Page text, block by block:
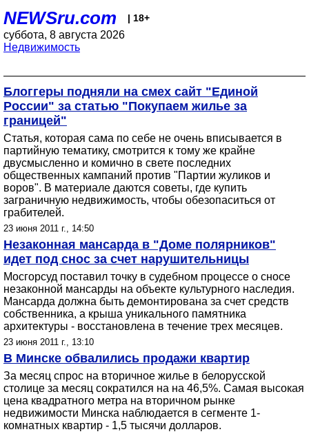
NEWSru.com | 18+
суббота, 8 августа 2026
Недвижимость
Блоггеры подняли на смех сайт "Единой
России" за статью "Покупаем жилье за
границей"
Статья, которая сама по себе не очень вписывается в
партийную тематику, смотрится к тому же крайне
двусмысленно и комично в свете последних
общественных кампаний против "Партии жуликов и
воров". В материале даются советы, где купить
заграничную недвижимость, чтобы обезопаситься от
грабителей.
23 июня 2011 г., 14:50
Незаконная мансарда в "Доме полярников"
идет под снос за счет нарушительницы
Мосгорсуд поставил точку в судебном процессе о сносе
незаконной мансарды на объекте культурного наследия.
Мансарда должна быть демонтирована за счет средств
собственника, а крыша уникального памятника
архитектуры - восстановлена в течение трех месяцев.
23 июня 2011 г., 13:10
В Минске обвалились продажи квартир
За месяц спрос на вторичное жилье в белорусской
столице за месяц сократился на на 46,5%. Самая высокая
цена квадратного метра на вторичном рынке
недвижимости Минска наблюдается в сегменте 1-
комнатных квартир - 1,5 тысячи долларов.